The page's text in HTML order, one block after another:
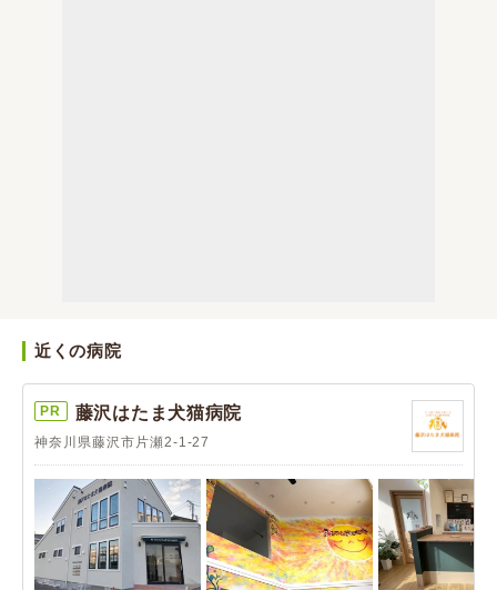
近くの病院
PR 藤沢はたま犬猫病院
神奈川県藤沢市片瀬2-1-27